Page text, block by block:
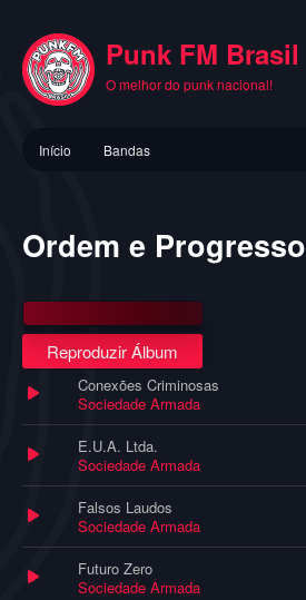
conteúdo
principal
Punk FM Brasil
O melhor do punk nacional!
principal
Início Bandas
Ordem e Progresso
Reproduzir Álbum
Conexões Criminosas
Sociedade Armada
E.U.A. Ltda.
Sociedade Armada
Falsos Laudos
Sociedade Armada
Futuro Zero
Sociedade Armada